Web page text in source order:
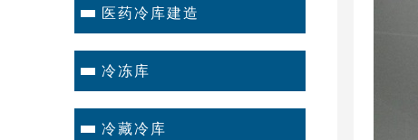
医药冷库建造
冷冻库
冷藏冷库